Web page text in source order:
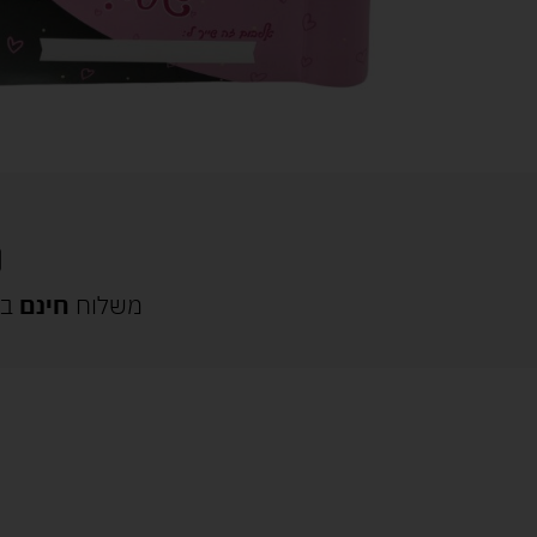
משלוח חינם